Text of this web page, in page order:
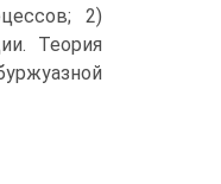
2)
Теория